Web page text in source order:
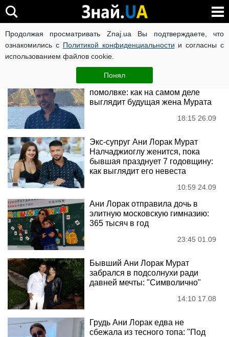
Продолжая просматривать Znaj.ua Вы подтверждаете, что
ознакомились с Политикой конфиденциальности и согласны с
использованием файлов cookie.
Понял
Мурат Налчаджиоглу
Бывший Ани Лорак объявил о
помолвке: как на самом деле
выглядит будущая жена Мурата
18:15 26.09
Экс-супруг Ани Лорак Мурат
Налчаджиоглу женится, пока
бывшая празднует 7 годовщину:
как выглядит его невеста
10:59 24.09
Ани Лорак отправила дочь в
элитную московскую гимназию:
365 тысяч в год
23:45 01.09
Бывший Ани Лорак Мурат
забрался в подсолнухи ради
давней мечты: "Символично"
14:10 17.08
Грудь Ани Лорак едва не
сбежала из тесного топа: "Под